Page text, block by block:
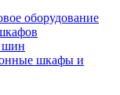
оборудование
шин
шкафы и